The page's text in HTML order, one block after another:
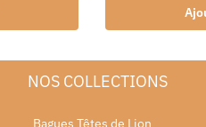
NOS COLLECTIONS
Bagues Têtes de Lion